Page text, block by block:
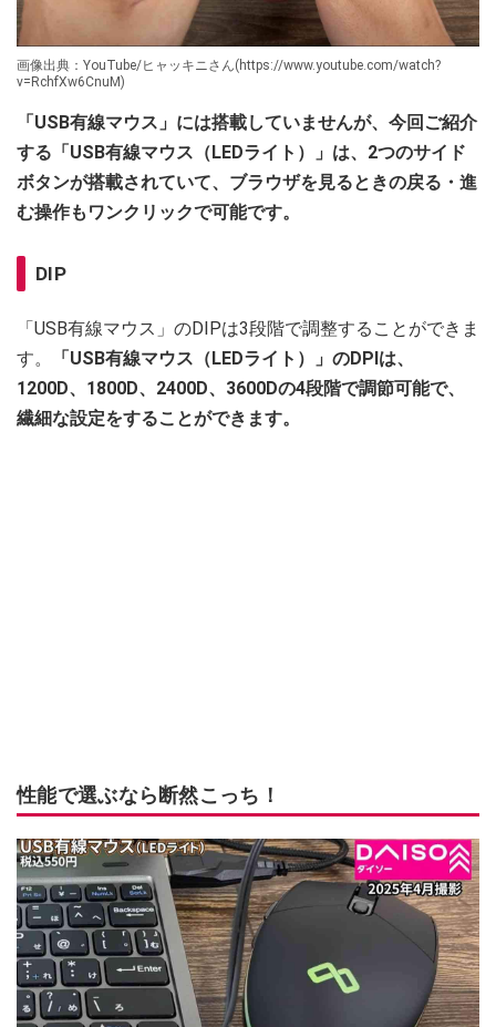
画像出典：YouTube/ヒャッキニさん(https://www.youtube.com/watch?
v=RchfXw6CnuM)
「USB有線マウス」には搭載していませんが、今回ご紹介
する「USB有線マウス（LEDライト）」は、2つのサイド
ボタンが搭載されていて、ブラウザを見るときの戻る・進
む操作もワンクリックで可能です。
DIP
「USB有線マウス」のDIPは3段階で調整することができま
す。
「USB有線マウス（LEDライト）」のDPIは、
1200D、1800D、2400D、3600Dの4段階で調節可能で、
繊細な設定をすることができます。
性能で選ぶなら断然こっち！